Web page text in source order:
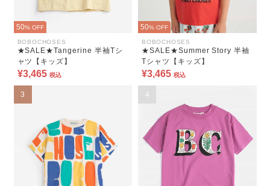
50% OFF
BOBOCHOSES
★SALE★Tangerine 半袖Tシ
ャツ【キッズ】
¥3,465 税込
50% OFF
BOBOCHOSES
★SALE★Summer Story 半袖
Tシャツ【キッズ】
¥3,465 税込
3 4